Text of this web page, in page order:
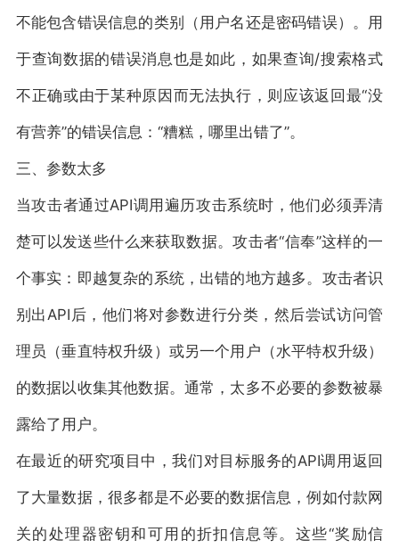
不能包含错误信息的类别（用户名还是密码错误）。用
于查询数据的错误消息也是如此，如果查询/搜索格式
不正确或由于某种原因而无法执行，则应该返回最“没
有营养”的错误信息：“糟糕，哪里出错了”。
三、参数太多
当攻击者通过API调用遍历攻击系统时，他们必须弄清
楚可以发送些什么来获取数据。攻击者“信奉”这样的一
个事实：即越复杂的系统，出错的地方越多。攻击者识
别出API后，他们将对参数进行分类，然后尝试访问管
理员（垂直特权升级）或另一个用户（水平特权升级）
的数据以收集其他数据。通常，太多不必要的参数被暴
露给了用户。
在最近的研究项目中，我们对目标服务的API调用返回
了大量数据，很多都是不必要的数据信息，例如付款网
关的处理器密钥和可用的折扣信息等。这些“奖励信